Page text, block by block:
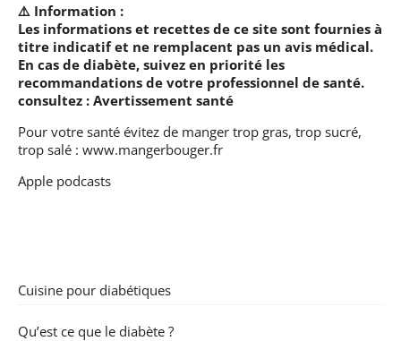
⚠️ Information :
Les informations et recettes de ce site sont fournies à
titre indicatif et ne remplacent pas un avis médical.
En cas de diabète, suivez en priorité les
recommandations de votre professionnel de santé.
consultez : Avertissement santé
Pour votre santé évitez de manger trop gras, trop sucré,
trop salé : www.mangerbouger.fr
Apple podcasts
Cuisine pour diabétiques
Qu’est ce que le diabète ?